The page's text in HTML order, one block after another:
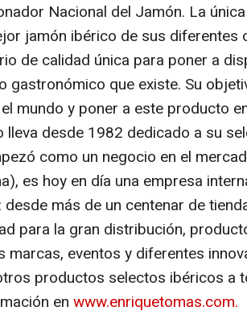
Nacional del Jamón. La
jamón ibérico de sus diferentes
de calidad única para poner a
gastronómico que existe. Su
mundo y poner a este producto
lleva desde 1982 dedicado a su
como un negocio en el
es hoy en día una empresa
más de un centenar de
para la gran distribución,
marcas, eventos y diferentes
productos selectos ibéricos a
en www.enriquetomas.com.